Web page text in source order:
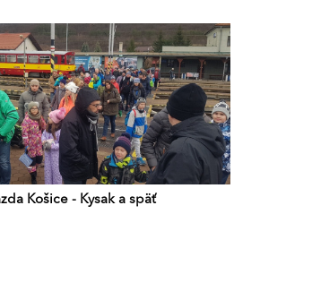
Košice - Kysak a späť